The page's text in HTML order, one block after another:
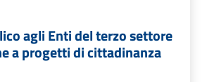
agli Enti del terzo settore
a progetti di cittadinanza